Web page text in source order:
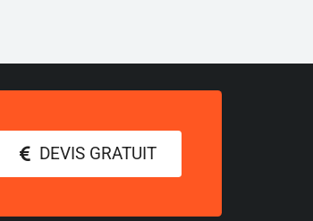
DEVIS GRATUIT